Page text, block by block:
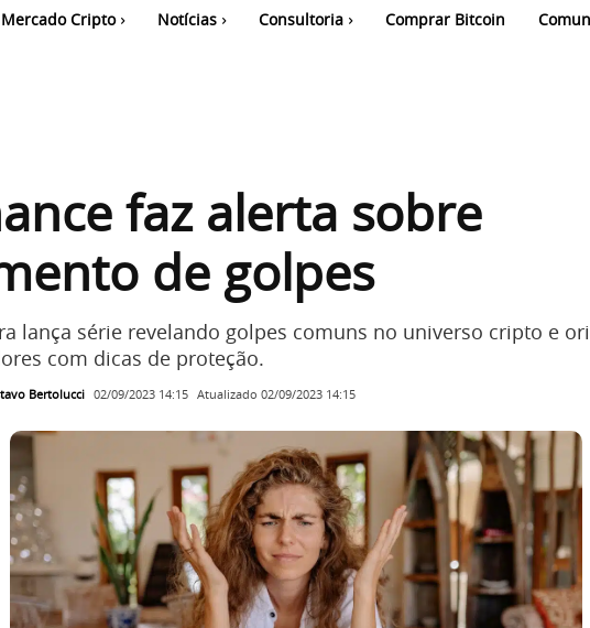
Mercado Cripto Notícias Consultoria Comprar Bitcoin
faz alerta sobre
de golpes
lança série revelando golpes comuns no universo cripto e
com dicas de proteção.
Bertolucci 02/09/2023 14:15 Atualizado 02/09/2023 14:15